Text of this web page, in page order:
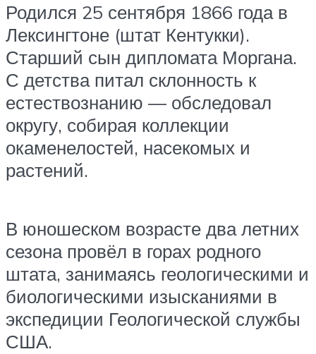
Родился 25 сентября 1866 года в
Лексингтоне (штат Кентукки).
Старший сын дипломата Моргана.
С детства питал склонность к
естествознанию — обследовал
округу, собирая коллекции
окаменелостей, насекомых и
растений.
В юношеском возрасте два летних
сезона провёл в горах родного
штата, занимаясь геологическими и
биологическими изысканиями в
экспедиции Геологической службы
США.